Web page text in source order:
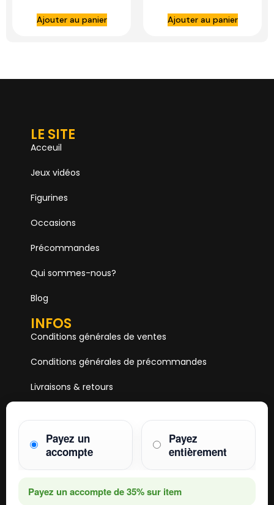
Payez un
accompte
Payez
entièrement
Payez un accompte de35%sur item
STUDIOS
Ajouter au panier
STUDIOS
Ajouter au panier
LE SITE
Acceuil
Jeux vidéos
Figurines
Occasions
Précommandes
Qui sommes-nous?
Blog
INFOS
Conditions générales de ventes
Conditions générales de précommandes
Livraisons & retours
Paiements
HOBBY ONE
75011 PARIS